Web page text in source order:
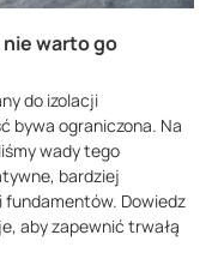
warto go
do izolacji
bywa ograniczona. Na
wady tego
bardziej
Dowiedz
aby zapewnić trwałą